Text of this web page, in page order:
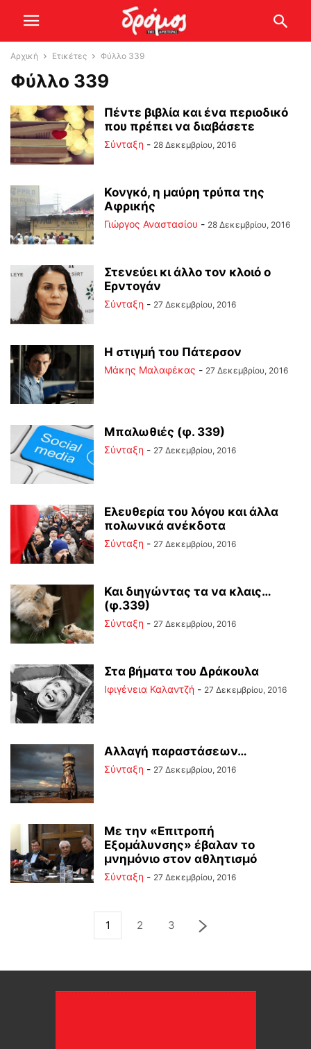
Αρχική Ετικέτες Φύλλο 339
Φύλλο 339
Πέντε βιβλία και ένα περιοδικό
που πρέπει να διαβάσετε
Σύνταξη - 28 Δεκεμβρίου, 2016
Κονγκό, η μαύρη τρύπα της
Αφρικής
Γιώργος Αναστασίου - 28 Δεκεμβρίου, 2016
Στενεύει κι άλλο τον κλοιό ο
Ερντογάν
Σύνταξη - 27 Δεκεμβρίου, 2016
Η στιγμή του Πάτερσον
Μάκης Μαλαφέκας - 27 Δεκεμβρίου, 2016
Μπαλωθιές (φ. 339)
Σύνταξη - 27 Δεκεμβρίου, 2016
Ελευθερία του λόγου και άλλα
πολωνικά ανέκδοτα
Σύνταξη - 27 Δεκεμβρίου, 2016
Και διηγώντας τα να κλαις…
(φ.339)
Σύνταξη - 27 Δεκεμβρίου, 2016
Στα βήματα του Δράκουλα
Ιφιγένεια Καλαντζή - 27 Δεκεμβρίου, 2016
Αλλαγή παραστάσεων…
Σύνταξη - 27 Δεκεμβρίου, 2016
Με την «Επιτροπή
Εξομάλυνσης» έβαλαν το
μνημόνιο στον αθλητισμό
Σύνταξη - 27 Δεκεμβρίου, 2016
1 2 3